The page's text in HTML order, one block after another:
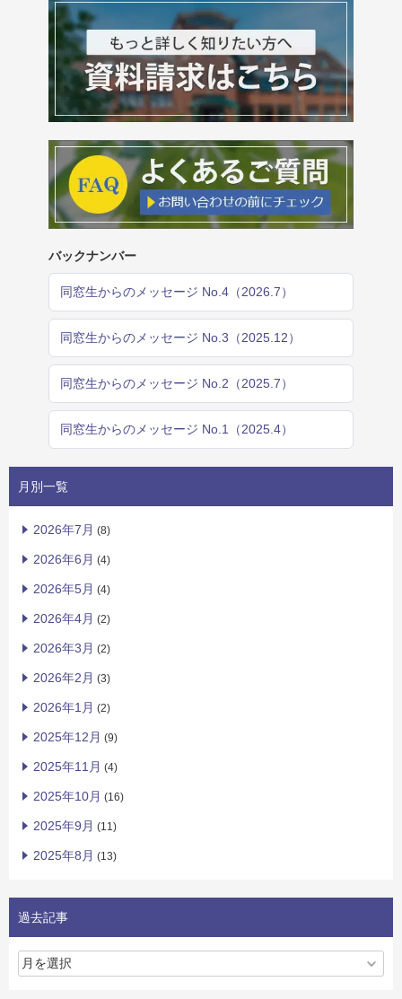
バックナンバー
同窓生からのメッセージ No.4（2026.7）
同窓生からのメッセージ No.3（2025.12）
同窓生からのメッセージ No.2（2025.7）
同窓生からのメッセージ No.1（2025.4）
月別一覧
2026年7月 (8)
2026年6月 (4)
2026年5月 (4)
2026年4月 (2)
2026年3月 (2)
2026年2月 (3)
2026年1月 (2)
2025年12月 (9)
2025年11月 (4)
2025年10月 (16)
2025年9月 (11)
2025年8月 (13)
過去記事